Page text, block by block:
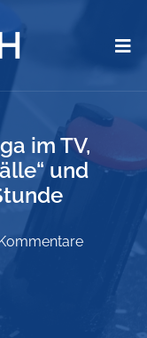
im TV,
und